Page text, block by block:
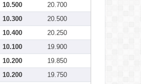
10.500
20.700
10.300
20.500
10.400
20.250
10.100
19.900
10.200
19.850
10.200
19.750